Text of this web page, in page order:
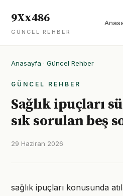
9Xx486
GÜNCEL REHBER
Anasayfa · Güncel Rehber
GÜNCEL REHBER
Sağlık ipuçları
sık sorulan beş
29 Haziran 2026
sağlık ipuçları konusunda